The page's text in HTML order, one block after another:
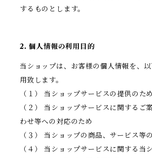
するものとします。
2. 個人情報の利用目的
当ショップは、お客様の個人情報を、
用致します。
（１） 当ショップサービスの提供のため
（２） 当ショップサービスに関するご
わせ等への対応のため
（３） 当ショップの商品、サービス等
（４） 当ショップサービスに関する当